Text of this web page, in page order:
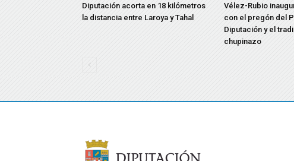
Diputación acorta en 18 kilómetros
la distancia entre Laroya y Tahal
Vélez-Rubio
con el pregón del
Diputación y el
chupinazo